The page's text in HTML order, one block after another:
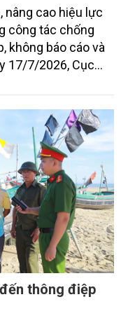
nâng cao hiệu lực
công tác chống
không báo cáo và
17/7/2026, Cục
TSKN ban hành
dụng các cơ sở dữ
(Quy chế).
thông điệp